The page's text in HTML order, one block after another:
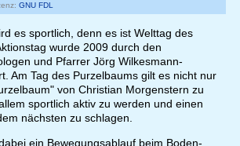
GNU FDL
es sportlich, denn es ist Welttag des
wurde 2009 durch den
und Pfarrer Jörg Wilkesmann-
Am Tag des Purzelbaums gilt es nicht nur
von Christian Morgenstern zu
sportlich aktiv zu werden und einen
nächsten zu schlagen.
ein Bewegungsablauf beim Boden-